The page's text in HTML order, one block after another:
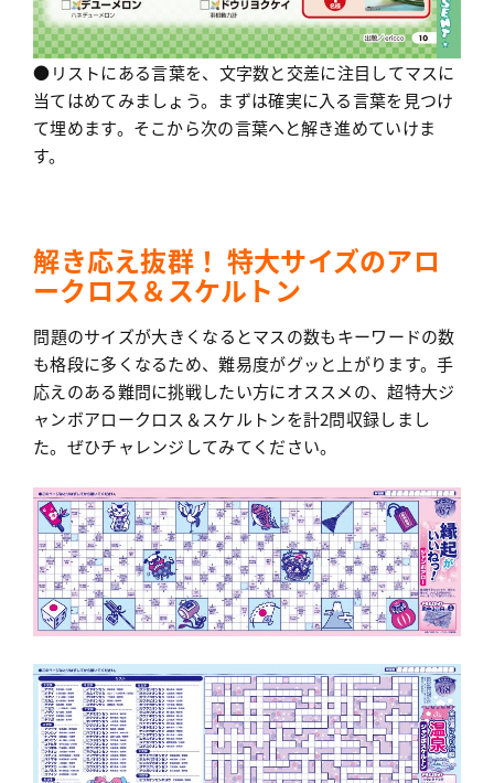
●リストにある言葉を、文字数と交差に注目してマスに
当てはめてみましょう。まずは確実に入る言葉を見つけ
て埋めます。そこから次の言葉へと解き進めていけま
す。
解き応え抜群！ 特大サイズのアロ
ークロス＆スケルトン
問題のサイズが大きくなるとマスの数もキーワードの数
も格段に多くなるため、難易度がグッと上がります。手
応えのある難問に挑戦したい方にオススメの、超特大ジ
ャンボアロークロス＆スケルトンを計2問収録しまし
た。ぜひチャレンジしてみてください。